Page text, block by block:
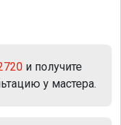
и получите
у мастера.